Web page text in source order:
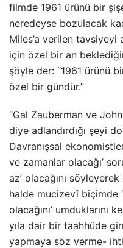
filmde 1961 ürünü bir
neredeyse bozulacak
Miles’a verilen tavsiyeyi
için özel bir an
şöyle der: “1961 ürünü
özel bir gündür.”
“Gal Zauberman ve
diye adlandırdığı şeyi
Davranışsal
ve zamanlar olacağı’
az’ olacağını
halde mucizevî biçimde
olacağını’ umduklarını
yıla dair bir taahhüde
yapmaya söz verme-